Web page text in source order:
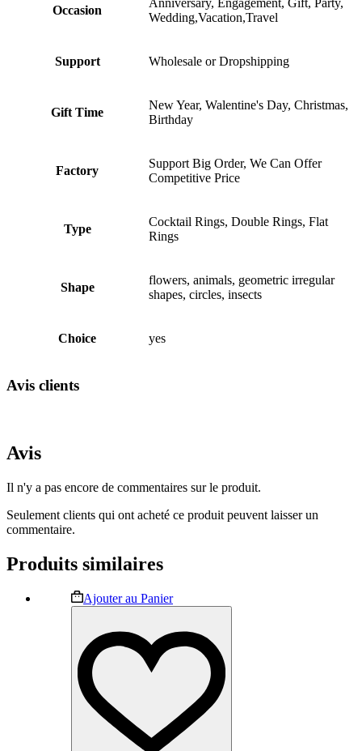
Occasion
Anniversary, Engagement, Gift, Party,
Wedding,Vacation,Travel
Support Wholesale or Dropshipping
Gift Time
New Year, Walentine's Day, Christmas,
Birthday
Factory
Support Big Order, We Can Offer
Competitive Price
Type
Cocktail Rings, Double Rings, Flat
Rings
Shape
flowers, animals, geometric irregular
shapes, circles, insects
Choice yes
Avis clients
Avis
Il n'y a pas encore de commentaires sur le produit.
Seulement clients qui ont acheté ce produit peuvent laisser un
commentaire.
Produits similaires
Ajouter au PanierCe
plusieurs
variations.
options
peuvent
être
choisies
sur